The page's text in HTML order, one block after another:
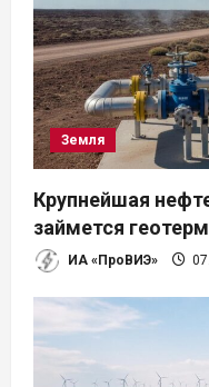
Земля
Крупнейшая
займется
ИА «ПроВИЭ»